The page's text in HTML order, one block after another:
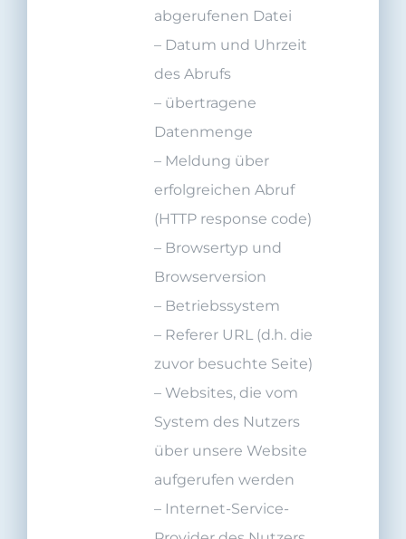
abgerufenen Datei
– Datum und Uhrzeit
des Abrufs
– übertragene
Datenmenge
– Meldung über
erfolgreichen Abruf
(HTTP response code)
– Browsertyp und
Browserversion
– Betriebssystem
– Referer URL (d.h. die
zuvor besuchte Seite)
– Websites, die vom
System des Nutzers
über unsere Website
aufgerufen werden
– Internet-Service-